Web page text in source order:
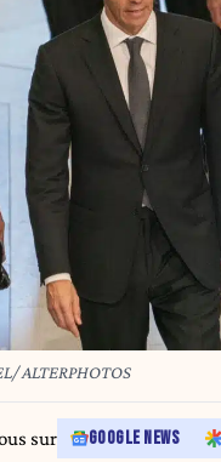
ALTERPHOTOS
sur GOOGLE NEWS